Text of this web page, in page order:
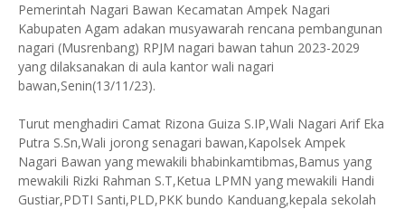
Pemerintah Nagari Bawan Kecamatan Ampek Nagari
Kabupaten Agam adakan musyawarah rencana pembangunan
nagari (Musrenbang) RPJM nagari bawan tahun 2023-2029
yang dilaksanakan di aula kantor wali nagari
bawan,Senin(13/11/23).
Turut menghadiri Camat Rizona Guiza S.IP,Wali Nagari Arif Eka
Putra S.Sn,Wali jorong senagari bawan,Kapolsek Ampek
Nagari Bawan yang mewakili bhabinkamtibmas,Bamus yang
mewakili Rizki Rahman S.T,Ketua LPMN yang mewakili Handi
Gustiar,PDTI Santi,PLD,PKK bundo Kanduang,kepala sekolah